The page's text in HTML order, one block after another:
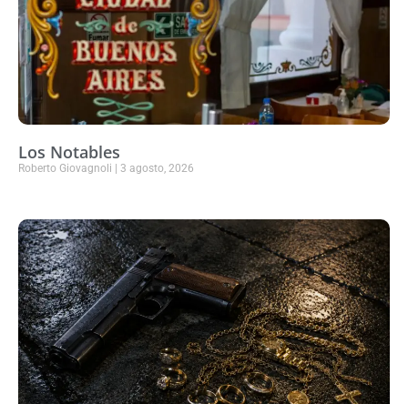
Los Notables
Roberto Giovagnoli 3 agosto, 2026